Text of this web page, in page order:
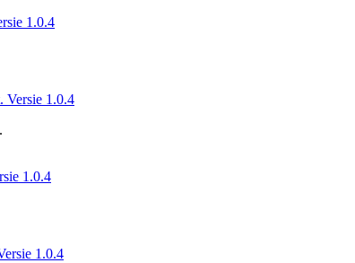
1.0.4
Versie 1.0.4
1.0.4
1.0.4